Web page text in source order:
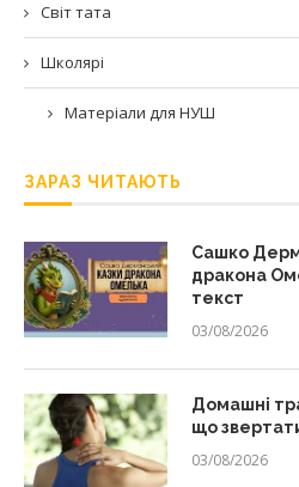
Світ тата
Школярі
Матеріали для НУШ
ЗАРАЗ ЧИТАЮТЬ
Сашко
дракона
текст
03/08/2026
Домашні
що
03/08/2026